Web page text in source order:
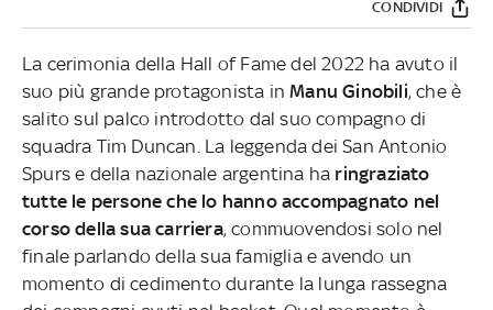
CONDIVIDI
La cerimonia della Hall of Fame del 2022 ha avuto il
suo più grande protagonista inManu Ginobili, che è
salito sul palco introdotto dal suo compagno di
squadra Tim Duncan. La leggenda dei San Antonio
Spurs e della nazionale argentina ha ringraziato
tutte le persone che lo hanno accompagnato nel
corso della sua carriera, commuovendosi solo nel
finale parlando della sua famiglia e avendo un
momento di cedimento durante la lunga rassegna